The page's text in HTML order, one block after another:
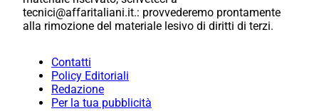
tecnici@affaritaliani.it.: provvederemo prontamente
alla rimozione del materiale lesivo di diritti di terzi.
Contatti
Policy Editoriali
Redazione
Per la tua pubblicità